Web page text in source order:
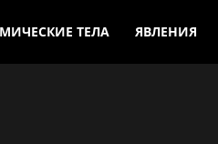
ТЕЛА ЯВЛЕНИЯ